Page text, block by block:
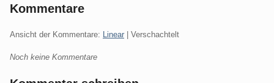
Kommentare
Ansicht der Kommentare: Linear | Verschachtelt
Noch keine Kommentare